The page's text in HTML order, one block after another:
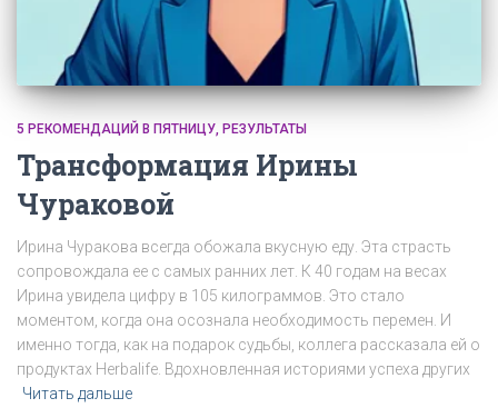
5 РЕКОМЕНДАЦИЙ В ПЯТНИЦУ РЕЗУЛЬТАТЫ
Трансформация Ирины
Чураковой
Ирина Чуракова всегда обожала вкусную еду. Эта страсть
сопровождала ее с самых ранних лет. К 40 годам на весах
Ирина увидела цифру в 105 килограммов. Это стало
моментом, когда она осознала необходимость перемен. И
именно тогда, как на подарок судьбы, коллега рассказала ей о
продуктах Herbalife. Вдохновленная историями успеха других
Читать дальше